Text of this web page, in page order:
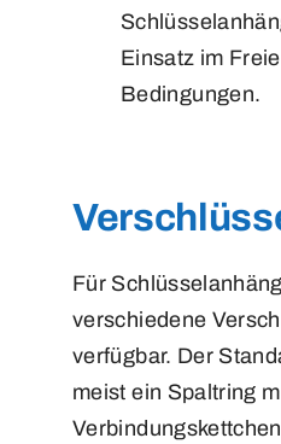
Einsatz im
Bedingungen.
Für
verschiedene
verfügbar. Der
meist ein Spaltring